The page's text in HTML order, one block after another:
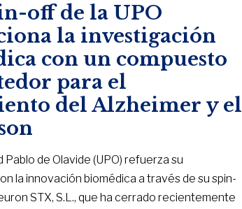
off de la UPO
la investigación
con un compuesto
para el
del Alzheimer y el
Pablo de Olavide (UPO) refuerza su
la innovación biomédica a través de su spin-
STX, S.L., que ha cerrado recientemente